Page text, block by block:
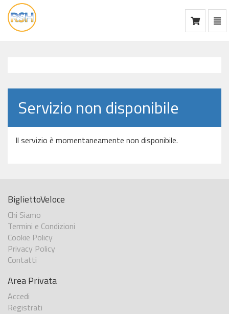
vai
alla
Servizio non disponibile
Il servizio è momentaneamente non disponibile.
BigliettoVeloce
Chi Siamo
Termini e Condizioni
Cookie Policy
Privacy Policy
Contatti
Area Privata
Accedi
Registrati